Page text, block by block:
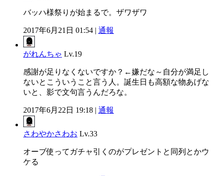
バッハ様祭りが始まるで。ザワザワ
2017年6月21日 01:54 | 通報
がれんちゃ Lv.19
感謝が足りなくないですか？←嫌だな～自分が満足し
ないとこういうこと言う人。誕生日も高額な物あげな
いと、影で文句言うんだろな。
2017年6月22日 19:18 | 通報
さわやかさわお Lv.33
オーブ使ってガチャ引くのがプレゼントと同列とかウ
ケる